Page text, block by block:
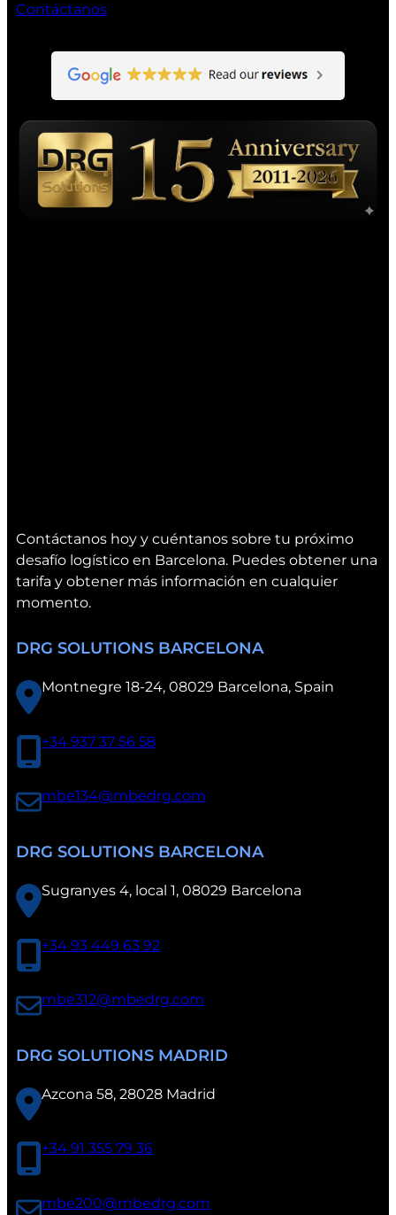
Contáctanos
Contáctanos hoy y cuéntanos sobre tu próximo
desafío logístico en Barcelona. Puedes obtener una
tarifa y obtener más información en cualquier
momento.
DRG SOLUTIONS BARCELONA
Montnegre 18-24, 08029 Barcelona, Spain
+34 937 37 56 58
mbe134@mbedrg.com
DRG SOLUTIONS BARCELONA
Sugranyes 4, local 1, 08029 Barcelona
+34 93 449 63 92
mbe312@mbedrg.com
DRG SOLUTIONS MADRID
Azcona 58, 28028 Madrid
+34 91 355 79 36
mbe200@mbedrg.com